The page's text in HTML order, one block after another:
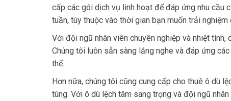
cấp các gói dịch vụ linh hoạt để đáp ứng nhu cầu
tuần, tùy thuộc vào thời gian bạn muốn trải
Với đội ngũ nhân viên chuyên nghiệp và nhiệt
Chúng tôi luôn sẵn sàng lắng nghe và đáp ứng
thể.
Hơn nữa, chúng tôi cũng cung cấp cho thuê ô dù
tùng. Với ô dù lệch tâm sang trọng và đội ngũ